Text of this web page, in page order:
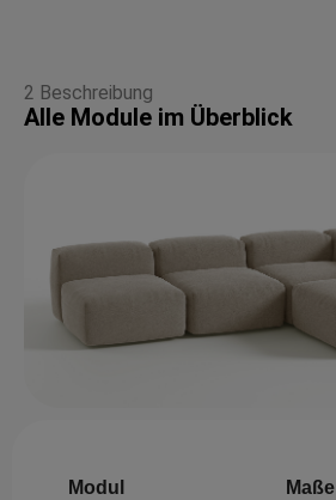
2 Beschreibung
Alle Module im Überblick
Modul Maße